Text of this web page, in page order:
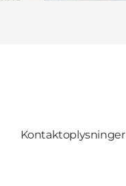
Kontaktoplysninger